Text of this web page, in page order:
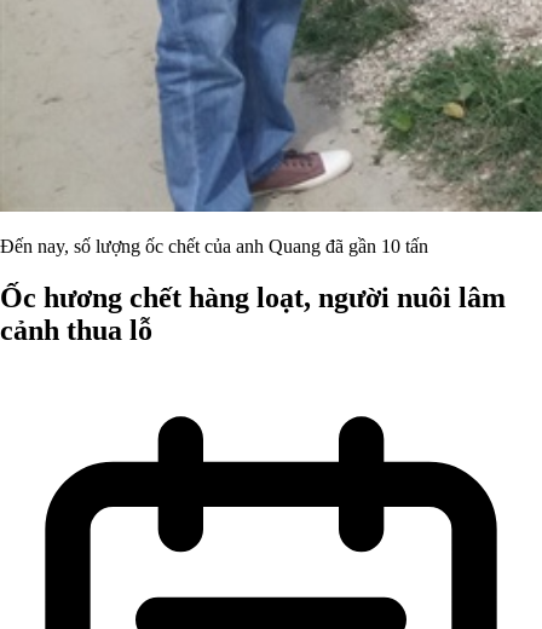
Đến nay, số lượng ốc chết của anh Quang đã gần 10 tấn
Ốc hương chết hàng loạt, người nuôi lâm
cảnh thua lỗ